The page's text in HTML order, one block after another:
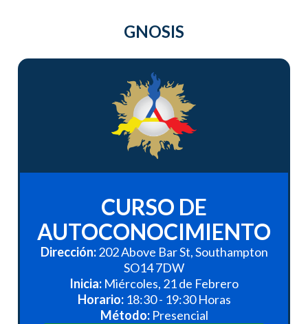
GNOSIS
CURSO DE
AUTOCONOCIMIENTO
Dirección:202 Above Bar St, Southampton
SO14 7DW
Inicia: Miércoles, 21 de Febrero
Horario:18:30 - 19:30 Horas
Método:Presencial